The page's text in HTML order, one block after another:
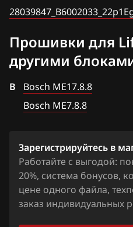
Brilliance
BYD
Cadillac
Chenglong
Chery
Chevrolet
Delphi MT22U
Siemens Vagon
Прошивки для
другими
B
Bosch ME17.8.8
Bosch ME7.8.8
Зарегистрируйтесь в
Работайте с выгодой:
20%, система бонусов,
цене одного файла,
заказ индивидуальных